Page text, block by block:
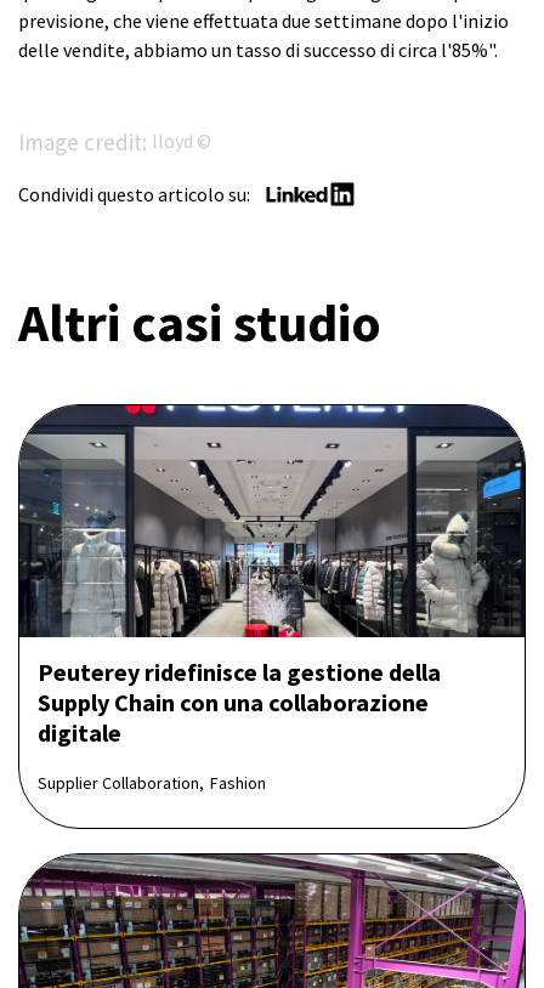
previsione, che viene effettuata due settimane dopo l'inizio
delle vendite, abbiamo un tasso di successo di circa l'85%".
Image credit: lloyd ©
Condividi questo articolo su:
Altri casi studio
Peuterey ridefinisce la gestione della
Supply Chain con una collaborazione
digitale
Supplier Collaboration, Fashion